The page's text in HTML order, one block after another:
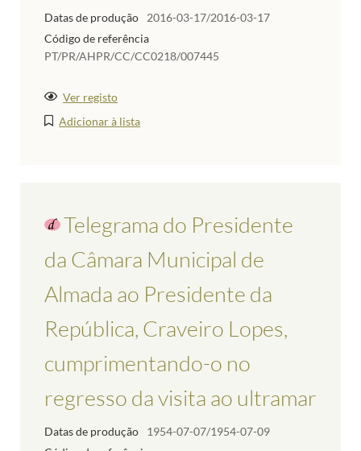
Datas de produção
2016-03-17/2016-03-17
Código de referência
PT/PR/AHPR/CC/CC0218/007445
Ver registo
Adicionar à lista
Telegrama do Presidente
da Câmara Municipal de
Almada ao Presidente da
República, Craveiro Lopes,
cumprimentando-o no
regresso da visita ao ultramar
Datas de produção
1954-07-07/1954-07-09